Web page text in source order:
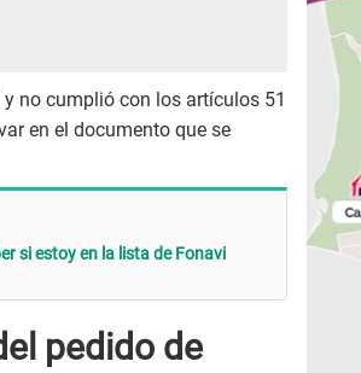
no cumplió con los artículos 51
en el documento que se
si estoy en la lista de Fonavi
pedido de